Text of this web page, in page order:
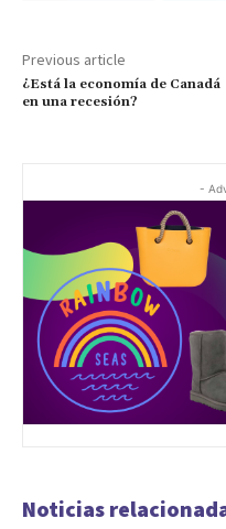
Previous article
¿Está la economía de Canadá
en una recesión?
-
Noticias